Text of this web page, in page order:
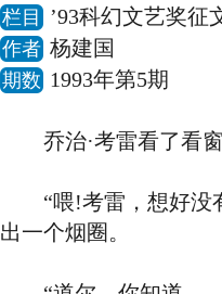
栏目 ’93科幻文艺奖征
作者 杨建国
期数 1993年第5期
乔治·考雷看了看窗
“喂!考雷，想好没有
出一个烟圈。